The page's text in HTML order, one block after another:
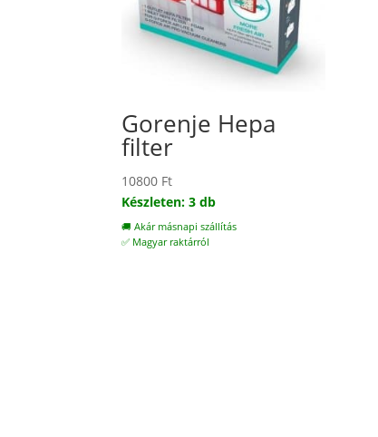
Gorenje Hepa
filter
10800 Ft
Készleten: 3 db
🚚 Akár másnapi szállítás
✅ Magyar raktárról